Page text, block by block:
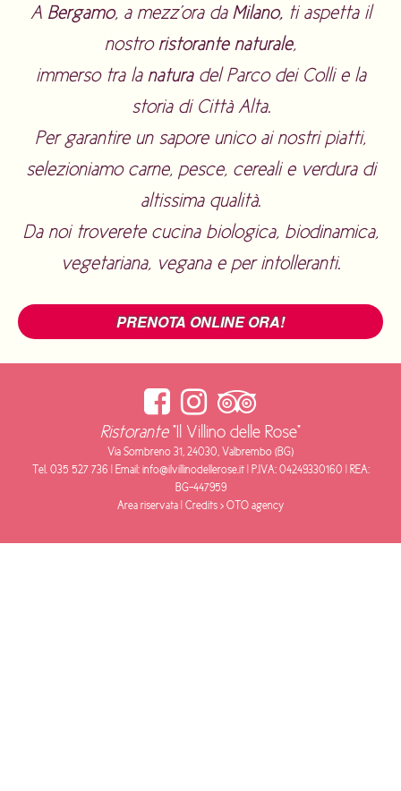
A Bergamo, a mezz'ora da Milano,ti aspetta il
nostroristorante naturale,
immerso tra la naturadel Parco dei Colli e la
storia di Città Alta.
Per garantire un sapore unico ai nostri piatti,
selezioniamo carne, pesce, cereali e verdura di
altissima qualità.
Da noi troverete cucina biologica, biodinamica,
vegetariana, veganae perintolleranti.
PRENOTA ONLINE ORA!
Ristorante"Il Villino delle Rose"
Via Sombreno 31, 24030, Valbrembo (BG)
Tel. 035 527 736 | Email: info@ilvillinodellerose.it| P.IVA: 04249330160 | REA:
BG-447959
Area riservata | Credits > OTO agency